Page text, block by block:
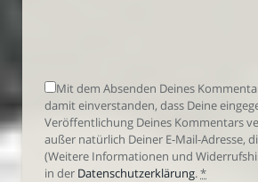
Mit dem Absenden Deines
damit einverstanden, dass Deine
Veröffentlichung Deines Kommentars
außer natürlich Deiner E-Mail-Adresse,
(Weitere Informationen und
in der Datenschutzerklärung.*